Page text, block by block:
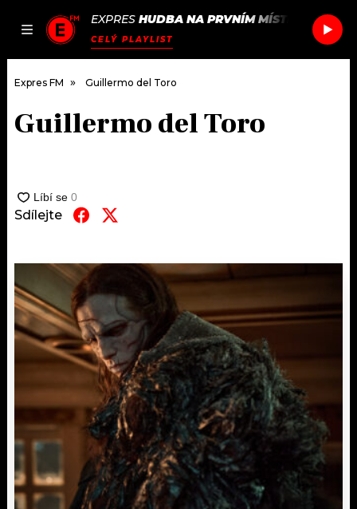
JAK
SEZNAM.CZ
EXPRES HUDBA NA PRVNÍM MÍSTĚ VIRVAL
CELÝ PLAYLIST
DOMŮ
AKTUÁLNĚ
ROZHOVORY
#NEBUDUDOMA
KALENDÁŘ
KVÍZY
VIP
TRENDY
PODCASTY
RÁDIO
APLIKACE
PROGRAM
PLAYLIST
JAK NALADIT
SOUTĚŽE
Expres FM Guillermo del Toro
Guillermo del Toro
Sdílejte